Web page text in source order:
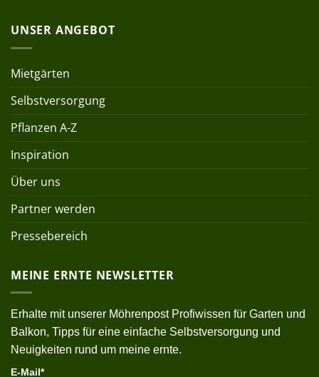
UNSER ANGEBOT
Mietgärten
Selbstversorgung
Pflanzen A-Z
Inspiration
Über uns
Partner werden
Pressebereich
MEINE ERNTE NEWSLETTER
Erhalte mit unserer Möhrenpost Profiwissen für Garten und
Balkon, Tipps für eine einfache Selbstversorgung und
Neuigkeiten rund um meine ernte.
E-Mail*